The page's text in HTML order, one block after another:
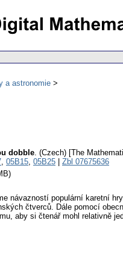
a astronomie
dobble. (Czech) [The
, 05B15, 05B25
Zbl 07675636
návazností populární karetní
čtverců. Dále pomocí
aby si čtenář mohl relativně